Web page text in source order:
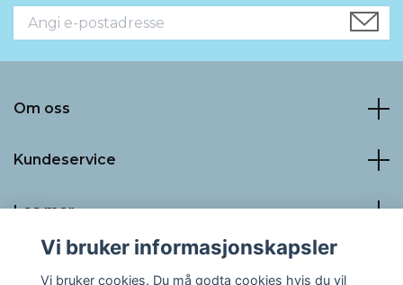
Om oss
Kundeservice
Les mer
Vi bruker informasjonskapsler
Vi bruker cookies. Du må godta cookies hvis du vil